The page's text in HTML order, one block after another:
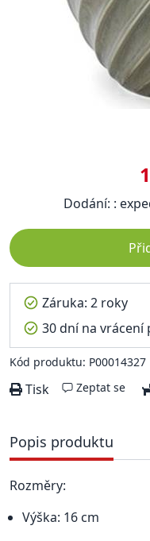
Dodání: :
Záruka: 2 roky
30 dní na vrácení
Kód produktu: P00014327
Tisk Zeptat se
Popis produktu
Rozměry:
Výška: 16 cm